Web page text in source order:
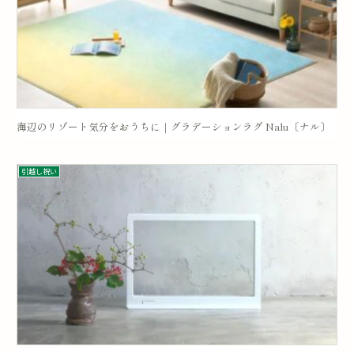
海辺のリゾート気分をおうちに｜グラデーションラグ Nalu〔ナル〕
引越し祝い